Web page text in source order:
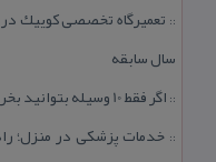
::
سال سابقه
:: اگر فقط 10 وسیله بتوانید بخرید، اولویت با كدام تجهیزات است؟
:: خدمات پزشكی در منزل؛